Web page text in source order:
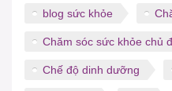
blog sức khỏe
Chăm sóc sức khỏe chủ
Chế độ dinh dưỡng